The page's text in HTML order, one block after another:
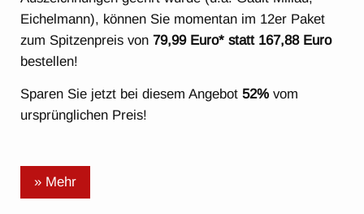
Eichelmann), können Sie momentan im 12er Paket
zum Spitzenpreis von79,99 Euro* statt 167,88 Euro
bestellen!
Sparen Sie jetzt bei diesem Angebot52% vom
ursprünglichen Preis!
» Mehr